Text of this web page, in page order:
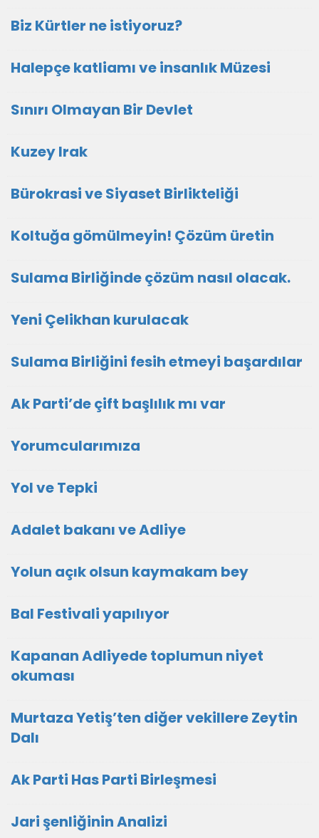
Biz Kürtler ne istiyoruz?
Halepçe katliamı ve insanlık Müzesi
Sınırı Olmayan Bir Devlet
Kuzey Irak
Bürokrasi ve Siyaset Birlikteliği
Koltuğa gömülmeyin! Çözüm üretin
Sulama Birliğinde çözüm nasıl olacak.
Yeni Çelikhan kurulacak
Sulama Birliğini fesih etmeyi başardılar
Ak Parti’de çift başlılık mı var
Yorumcularımıza
Yol ve Tepki
Adalet bakanı ve Adliye
Yolun açık olsun kaymakam bey
Bal Festivali yapılıyor
Kapanan Adliyede toplumun niyet
okuması
Murtaza Yetiş’ten diğer vekillere Zeytin
Dalı
Ak Parti Has Parti Birleşmesi
Jari şenliğinin Analizi